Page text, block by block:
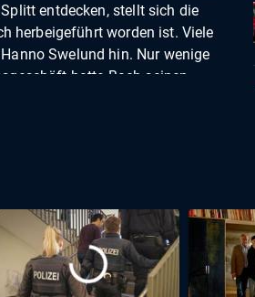
entdecken, stellt sich die
herbeigeführt worden ist. Viele
Swelund hin. Nur wenige
hatte Bach seinen